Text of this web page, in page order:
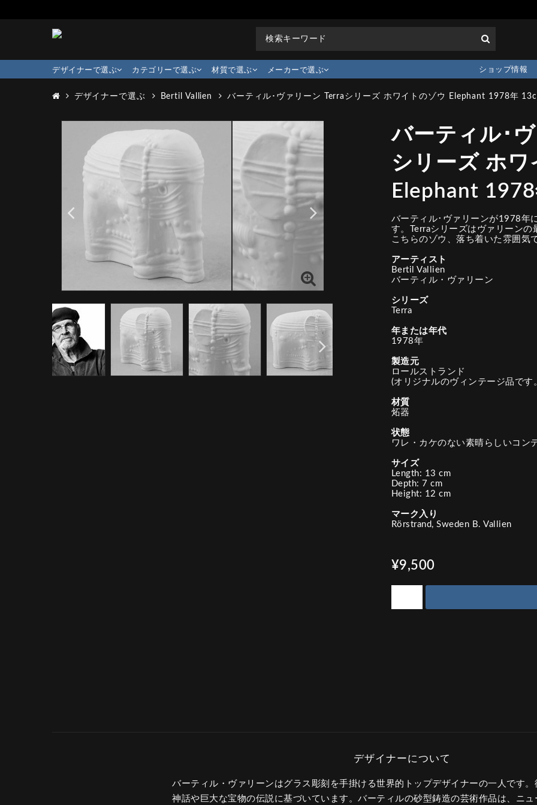
デザイナーで選ぶ カテゴリーで選ぶ 材質で選ぶ メーカーで選ぶ ショップ情報
デザイナーで選ぶ Bertil Vallien バーティル･ヴァリーン Terraシリーズ ホワイトのゾウ Elephant 1978年
バーティル･
シリーズ ホワ
Elephant
バーティル･ヴァリーンが1978年
す。Terraシリーズはヴァリーン
こちらのゾウ、落ち着いた雰囲気
アーティスト
Bertil Vallien
バーティル・ヴァリーン
シリーズ
Terra
年または年代
1978年
製造元
ロールストランド
(オリジナルのヴィンテージ品です
材質
炻器
状態
ワレ・カケのない素晴らしいコン
サイズ
Length: 13 cm
Depth: 7 cm
Height: 12 cm
マーク入り
Rörstrand, Sweden B. Vallien
¥9,500
バーティル・ヴァリーンはグラス彫刻を手掛ける世界的トップデザイナーの一人です
神話や巨大な宝物の伝説に基づいています。バーティルの砂型鋳造の芸術作品は、ニュ